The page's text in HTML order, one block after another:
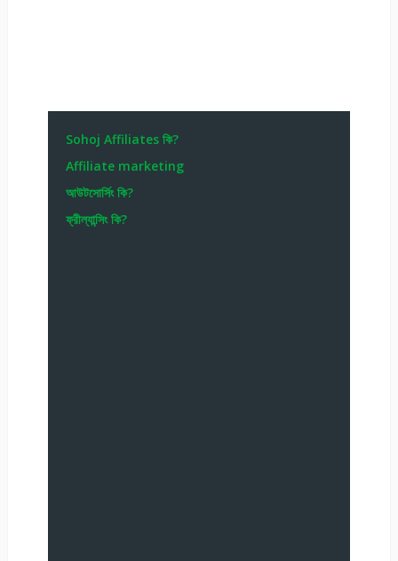
Sohoj Affiliates কি?
Affiliate marketing
আউটসোর্সিং কি?
ফ্রীল্যান্সিং কি?